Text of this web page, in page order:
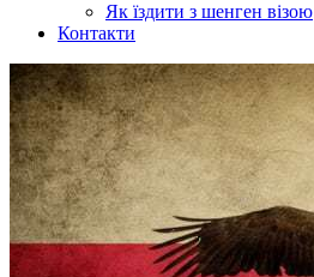
Як їздити з шенген візою
Контакти